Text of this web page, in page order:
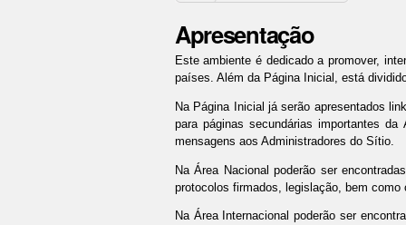
Apresentação
Este ambiente é dedicado a promover,
países. Além da Página Inicial, está
Na Página Inicial já serão apresentados
para páginas secundárias importantes
mensagens aos Administradores do Sítio.
Na Área Nacional poderão ser
protocolos firmados, legislação, bem
Na Área Internacional poderão ser